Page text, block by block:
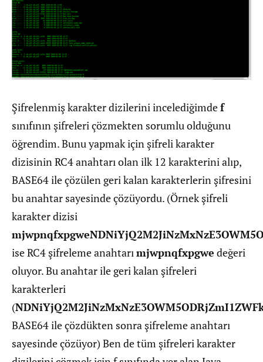
Şifrelenmiş karakter dizilerini incelediğimdef
sınıfının şifreleri çözmekten sorumlu olduğunu
öğrendim. Bunu yapmak için şifreli karakter
dizisinin RC4 anahtarı olan ilk 12 karakterini alıp,
BASE64 ile çözülen geri kalan karakterlerin şifresini
bu anahtar sayesinde çözüyordu. (Örnek şifreli
karakter dizisi
ise RC4 şifreleme anahtarımjwpnqfxpgwe değeri
oluyor. Bu anahtar ile geri kalan şifreleri
karakterleri
(
BASE64 ile çözdükten sonra şifreleme anahtarı
sayesinde çözüyor) Ben de tüm şifreleri karakter